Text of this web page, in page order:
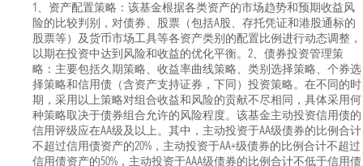
1、资产配置策略：该基金根据各类资产的市场趋势和预期收益风
险的比较判别，对债券、股票（包括A股、存托凭证和港股通标的
股票等）及货币市场工具等各资产类别的配置比例进行动态调整，
以期在投资中达到风险和收益的优化平衡。2、债券投资管理策
略：主要包括久期策略、收益率曲线策略、类别选择策略、个券选
择策略和信用债（含资产支持证券，下同）投资策略。在不同的时
期，采用以上策略对组合收益和风险的贡献不尽相同，具体采用何
种策略取决于债券组合允许的风险程度。该基金主动投资信用债的
信用评级应在AA级及以上。其中，主动投资于AA级债券的比例合计
不超过信用债资产的20%，主动投资于AA+级债券的比例合计不超过
信用债资产的50%，主动投资于AAA级债券的比例合计不低于信用债